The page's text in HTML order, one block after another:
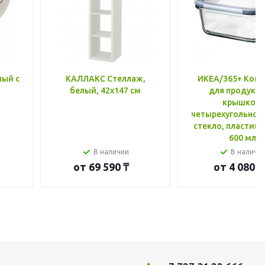
с
КАЛЛАКС Стеллаж,
белый, 42x147 см
В наличии
от 69 590 ₸
ИКЕА/365+
для
крышкой,
стекло, пластик
600 мл
В
от 4 080 ₸